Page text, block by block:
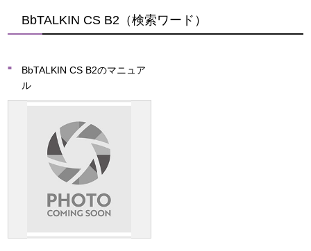
BbTALKIN CS B2（検索ワード）
BbTALKIN CS B2のマニュア
ル